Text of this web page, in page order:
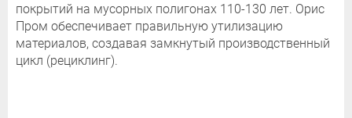
покрытий на мусорных полигонах 110-130 лет. Орис
Пром обеспечивает правильную утилизацию
материалов, создавая замкнутый производственный
цикл (рециклинг).